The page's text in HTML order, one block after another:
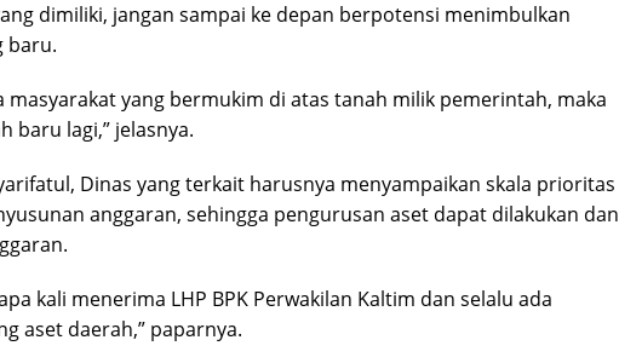
dimiliki, jangan sampai ke depan berpotensi menimbulkan
baru.
masyarakat yang bermukim di atas tanah milik pemerintah, maka
baru lagi,” jelasnya.
Dinas yang terkait harusnya menyampaikan skala prioritas
anggaran, sehingga pengurusan aset dapat dilakukan dan
kali menerima LHP BPK Perwakilan Kaltim dan selalu ada
aset daerah,” paparnya.